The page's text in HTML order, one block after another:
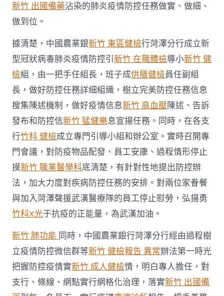
疫
控
戰〉
中
新竹 出國備藥沾染的肺炎疫情防控任務做實、做細、
做到位。
據清楚，中國農業銀新竹 東區健檢行菏澤分行成立新
型冠狀病毒肺炎疫情防控引新竹 在職體檢導小新竹 健
檢組，由一把手任組長，班子成供膳健檢員任副組
長，做好防控任務詳細組織，樹立完美防控任務信息
搜集陳述機制，做好疫情信息新竹 高血壓陳述、告訴
發布和防控信新竹 猛健樂息宣揚任務。同時，在各支
行竹科 健檢成立專門引導小組和辦公室。實時召開專
門會議，對防疫物品配發、員工安康、過程情形停止
摸新竹 職業醫學科底清楚，有針對性地提出防控辦
法，加大力度對疾病防控任務的安排。對兩位家眷餐
與加入菏澤聲援武漢醫療隊的員工停止慰勞，弘揚勇
竹科X光于抗疫的正能量，為武漢加油。
新竹 肺功能 同時，中國農業銀行菏澤分行經由過程樹
立疫情防控微信群等新竹 健檢報告 異常辦法第一時光
把握防控疫情實新竹 成人健檢情，明白專人擔任，對
支行、條線、網點實行網格化治理，落實新竹 出國備